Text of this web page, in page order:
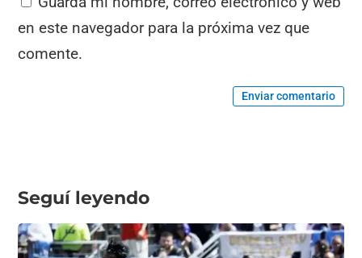
en este navegador para la próxima vez que
comente.
Enviar comentario
Seguí leyendo